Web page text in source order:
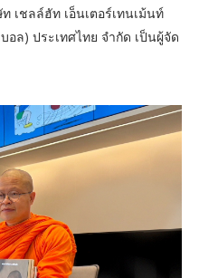
เชลล์ฮัท เอ็นเตอร์เทนเม้นท์
ล) ประเทศไทย จำกัด เป็นผู้จัด